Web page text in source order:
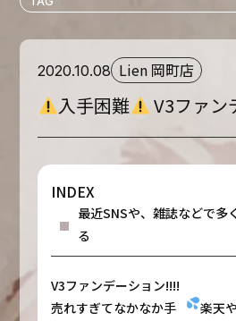
2020.10.08 Lien 岡町店
入手困難 V3ファン
INDEX
最近SNSや、雑誌などで多
る
V3ファンデーション!!!!
売れすぎてなかなか手
楽天